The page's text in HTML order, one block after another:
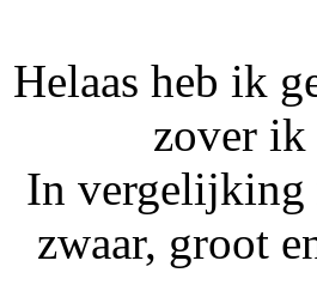
Helaas heb ik
zover ik
In vergelijking
zwaar, groot